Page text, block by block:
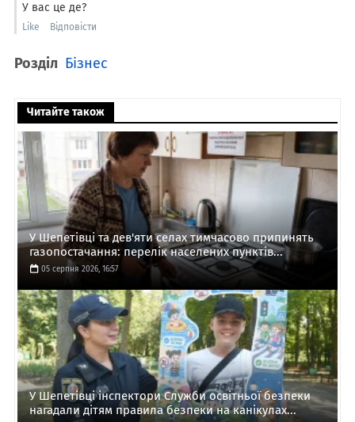
У вас це де?
Like Відповісти
Розділ Бізнес
Читайте також
У Шепетівці та дев'яти селах тимчасово припинять
газопостачання: перелік населених пунктів...
05 серпня 2026, 16:57
У Шепетівці інспектори Служби освітньої безпеки
нагадали дітям правила безпеки на канікулах...